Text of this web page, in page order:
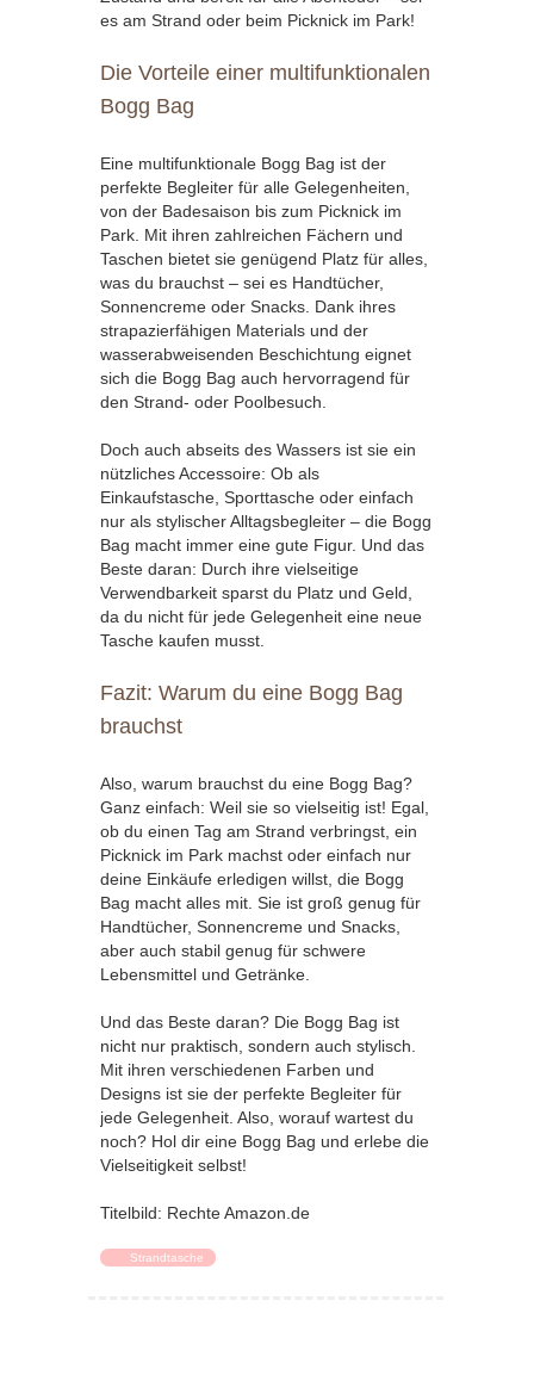
es am Strand oder beim Picknick im Park!
Die Vorteile einer multifunktionalen
Bogg Bag
Eine multifunktionale Bogg Bag ist der
perfekte Begleiter für alle Gelegenheiten,
von der Badesaison bis zum Picknick im
Park. Mit ihren zahlreichen Fächern und
Taschen bietet sie genügend Platz für alles,
was du brauchst – sei es Handtücher,
Sonnencreme oder Snacks. Dank ihres
strapazierfähigen Materials und der
wasserabweisenden Beschichtung eignet
sich die Bogg Bag auch hervorragend für
den Strand- oder Poolbesuch.
Doch auch abseits des Wassers ist sie ein
nützliches Accessoire: Ob als
Einkaufstasche, Sporttasche oder einfach
nur als stylischer Alltagsbegleiter – die Bogg
Bag macht immer eine gute Figur. Und das
Beste daran: Durch ihre vielseitige
Verwendbarkeit sparst du Platz und Geld,
da du nicht für jede Gelegenheit eine neue
Tasche kaufen musst.
Fazit: Warum du eine Bogg Bag
brauchst
Also, warum brauchst du eine Bogg Bag?
Ganz einfach: Weil sie so vielseitig ist! Egal,
ob du einen Tag am Strand verbringst, ein
Picknick im Park machst oder einfach nur
deine Einkäufe erledigen willst, die Bogg
Bag macht alles mit. Sie ist groß genug für
Handtücher, Sonnencreme und Snacks,
aber auch stabil genug für schwere
Lebensmittel und Getränke.
Und das Beste daran? Die Bogg Bag ist
nicht nur praktisch, sondern auch stylisch.
Mit ihren verschiedenen Farben und
Designs ist sie der perfekte Begleiter für
jede Gelegenheit. Also, worauf wartest du
noch? Hol dir eine Bogg Bag und erlebe die
Vielseitigkeit selbst!
Titelbild: Rechte Amazon.de
Strandtasche